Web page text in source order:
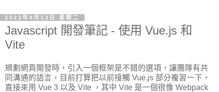
2022年9月13日 星期二
Javascript 開發筆記 - 使用 Vue.js 和
Vite
規劃網頁開發時，引入一個框架是不錯的選項，讓團隊有共
同溝通的語言，目前打算把以前接觸 Vue.js 部分複習一下，
直接來用 Vue 3 以及 Vite ，其中 Vite 是一個很像 Webpack